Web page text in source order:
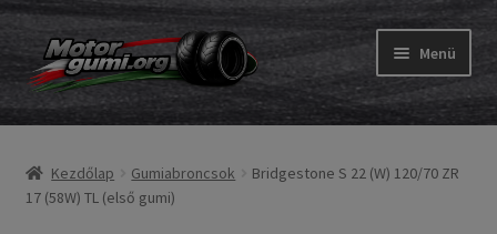
Ugrás
a
navigációhoz
Kilépés
a
tartalomba
Menü
Gumik
Expand
menu
Belső gumi és szalag
Expand
Kezdőlap Gumiabroncsok
Bridgestone S 22 (W) 120/70 ZR
17 (58W) TL (első gumi)